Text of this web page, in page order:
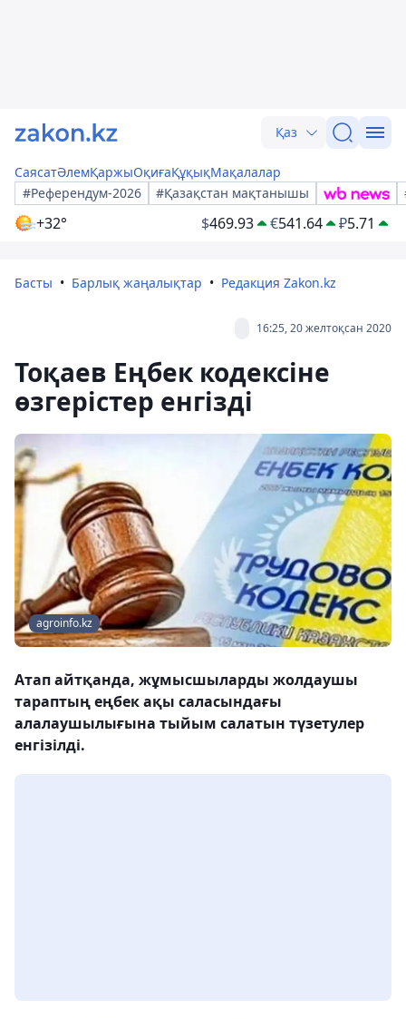
Қаз
СаясатӘлемҚаржыОқиғаҚұқықМақалалар
#Референдум-2026
#Қазақстан мақтанышы
+32° $469.93 €541.64 ₽5.71
Басты Барлық жаңалықтар Редакция Zakon.kz
16:25, 20 желтоқсан 2020
Тоқаев Еңбек кодексіне
өзгерістер енгізді
agroinfo.kz
Атап айтқанда, жұмысшыларды жолдаушы
тараптың еңбек ақы саласындағы
алалаушылығына тыйым салатын түзетулер
енгізілді.